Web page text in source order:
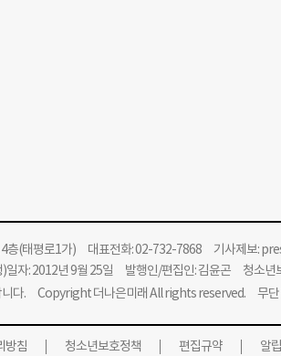
층(태평로1가) 대표전화: 02-732-7868 기사제보:
자: 2012년 9월 25일 발행인/편집인: 김윤곤 청소년
다. Copyright 더나은미래 All rights reserved. 무단
방침 청소년보호정책 편집규약 알